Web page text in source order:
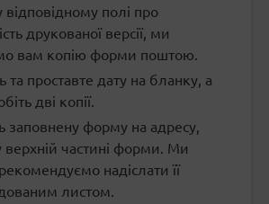
відповідному полі про
друкованої версії, ми
вам копію форми поштою.
та проставте дату на бланку, а
дві копії.
заповнену форму на адресу,
верхній частині форми. Ми
надіслати її
листом.